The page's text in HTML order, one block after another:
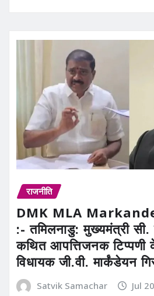
राजनीति
DMK MLA
:- तमिलनाडु: मुख्यमंत्री
कथित आपत्तिजनक
विधायक जी.वी. मार्कंडेयन
Satvik Samachar Jul